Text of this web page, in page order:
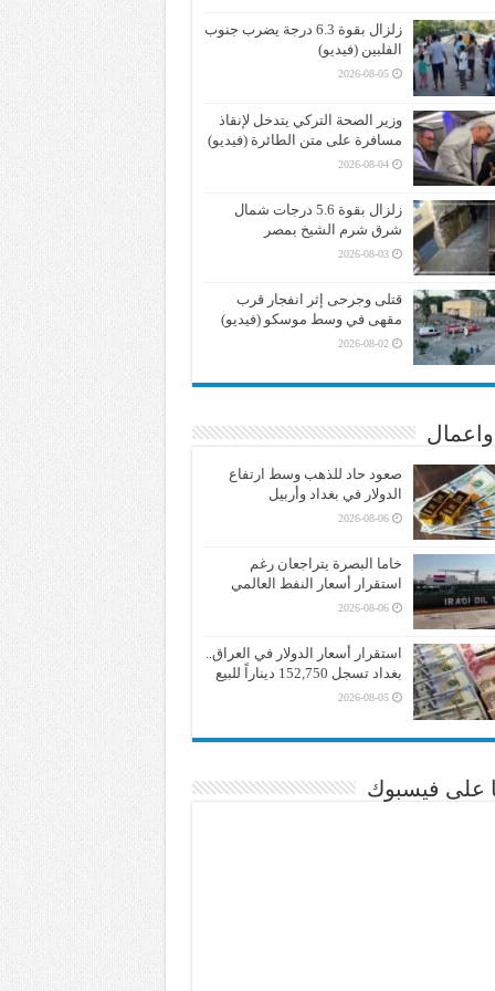
زلزال بقوة 6.3 درجة يضرب جنوب
الفلبين (فيديو)
2026-08-05
وزير الصحة التركي يتدخل لإنقاذ
مسافرة على متن الطائرة (فيديو)
2026-08-04
زلزال بقوة 5.6 درجات شمال
شرق شرم الشيخ بمصر
2026-08-03
قتلى وجرحى إثر انفجار قرب
مقهى في وسط موسكو (فيديو)
2026-08-02
صعود حاد للذهب وسط ارتفاع
الدولار في بغداد وأربيل
2026-08-06
خاما البصرة يتراجعان رغم
استقرار أسعار النفط العالمي
2026-08-06
استقرار أسعار الدولار في العراق..
بغداد تسجل 152,750 ديناراً للبيع
2026-08-05
على فيسبوك